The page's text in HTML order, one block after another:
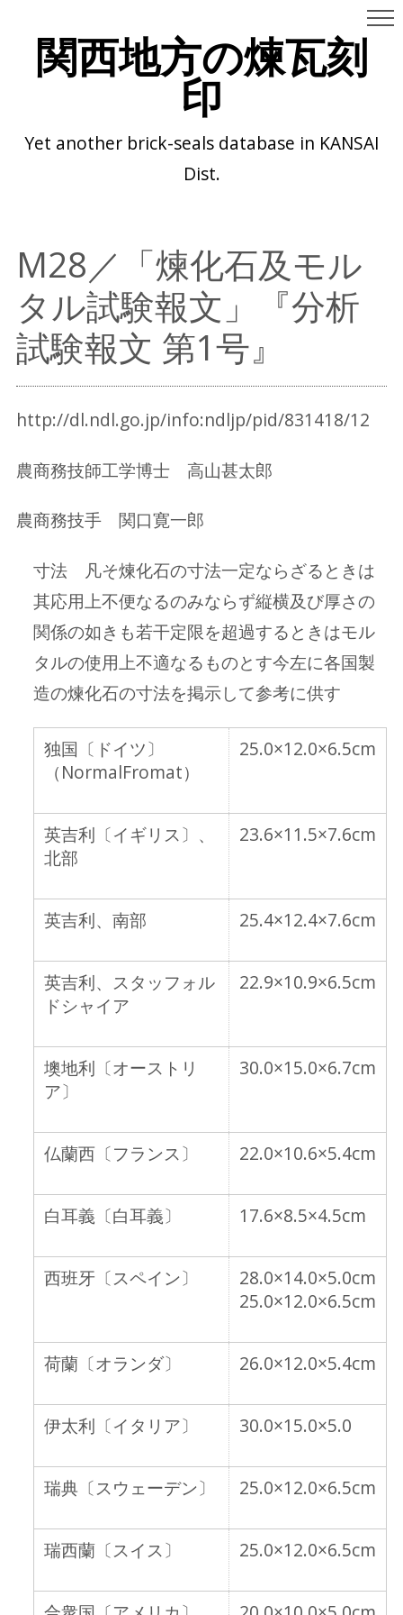
関西地方の煉瓦刻
印
Yet another brick-seals database in KANSAI
Dist.
M28／「煉化石及モル
タル試験報文」『分析
試験報文 第1号』
http://dl.ndl.go.jp/info:ndljp/pid/831418/12
農商務技師工学博士 高山甚太郎
農商務技手 関口寛一郎
寸法 凡そ煉化石の寸法一定ならざるときは
其応用上不便なるのみならず縦横及び厚さの
関係の如きも若干定限を超過するときはモル
タルの使用上不適なるものとす今左に各国製
造の煉化石の寸法を掲示して参考に供す
独国〔ドイツ〕
（NormalFromat）
25.0×12.0×6.5cm
英吉利〔イギリス〕、
北部
23.6×11.5×7.6cm
英吉利、南部 25.4×12.4×7.6cm
英吉利、スタッフォル
ドシャイア
22.9×10.9×6.5cm
墺地利〔オーストリ
ア〕
30.0×15.0×6.7cm
仏蘭西〔フランス〕 22.0×10.6×5.4cm
白耳義〔白耳義〕 17.6×8.5×4.5cm
西班牙〔スペイン〕
28.0×14.0×5.0cm
25.0×12.0×6.5cm
荷蘭〔オランダ〕 26.0×12.0×5.4cm
伊太利〔イタリア〕 30.0×15.0×5.0
瑞典〔スウェーデン〕 25.0×12.0×6.5cm
瑞西蘭〔スイス〕 25.0×12.0×6.5cm